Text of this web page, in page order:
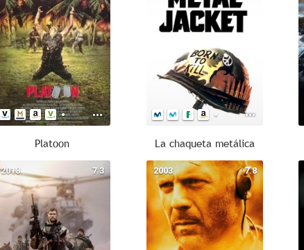
Platoon La chaqueta metálica
7.3
2018 7.8
2003